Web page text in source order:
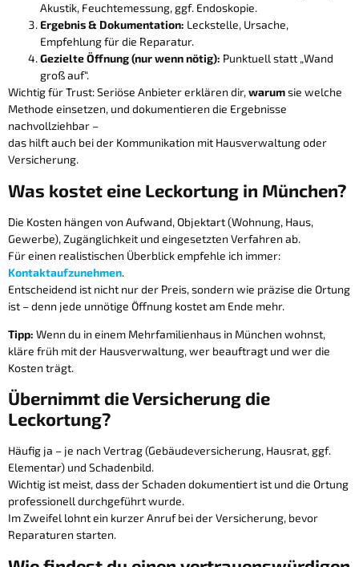
Akustik, Feuchtemessung, ggf. Endoskopie.
Ergebnis & Dokumentation: Leckstelle, Ursache,
Empfehlung für die Reparatur.
Gezielte Öffnung (nur wenn nötig): Punktuell statt „Wand
groß auf“.
Wichtig für Trust: Seriöse Anbieter erklären dir,warumsie welche
Methode einsetzen, und dokumentieren die Ergebnisse
nachvollziehbar –
das hilft auch bei der Kommunikation mit Hausverwaltung oder
Versicherung.
Was kostet eine Leckortung in München?
Die Kosten hängen von Aufwand, Objektart (Wohnung, Haus,
Gewerbe), Zugänglichkeit und eingesetzten Verfahren ab.
Für einen realistischen Überblick empfehle ich immer:
Kontaktaufzunehmen.
Entscheidend ist nicht nur der Preis, sondern wie präzise die Ortung
ist – denn jede unnötige Öffnung kostet am Ende mehr.
Tipp: Wenn du in einem Mehrfamilienhaus in München wohnst,
kläre früh mit der Hausverwaltung, wer beauftragt und wer die
Kosten trägt.
Übernimmt die Versicherung die
Leckortung?
Häufig ja – je nach Vertrag (Gebäudeversicherung, Hausrat, ggf.
Elementar) und Schadenbild.
Wichtig ist meist, dass der Schaden dokumentiert ist und die Ortung
professionell durchgeführt wurde.
Im Zweifel lohnt ein kurzer Anruf bei der Versicherung, bevor
Reparaturen starten.